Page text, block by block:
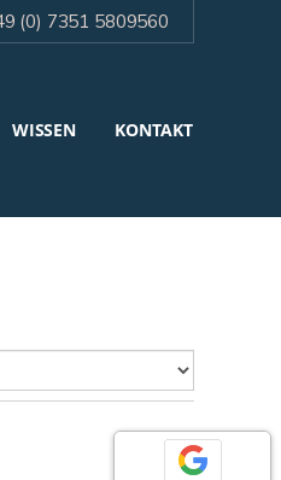
(0) 7351 5809560
WISSEN KONTAKT